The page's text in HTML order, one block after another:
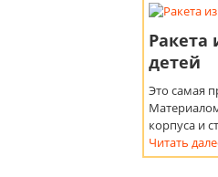
Ракета
детей
Это самая
корпуса и
Читать